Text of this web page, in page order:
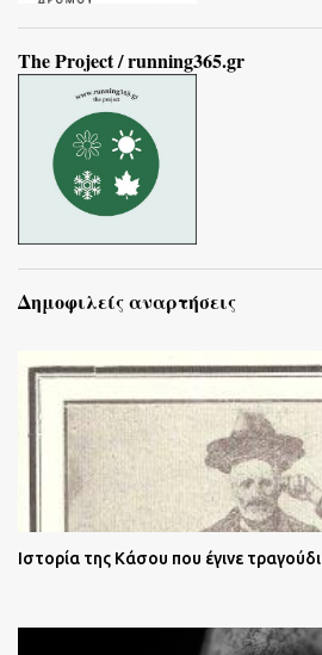
The Project / running365.gr
Δημοφιλείς αναρτήσεις
Ιστορία της Κάσου που έγινε τραγούδι